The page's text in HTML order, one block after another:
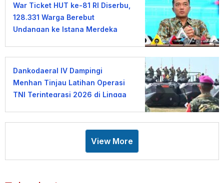
War Ticket HUT ke-81 RI Diserbu,
128.331 Warga Berebut
Undangan ke Istana Merdeka
Dankodaeral IV Dampingi
Menhan Tinjau Latihan Operasi
TNI Terintegrasi 2026 di Lingga
View More